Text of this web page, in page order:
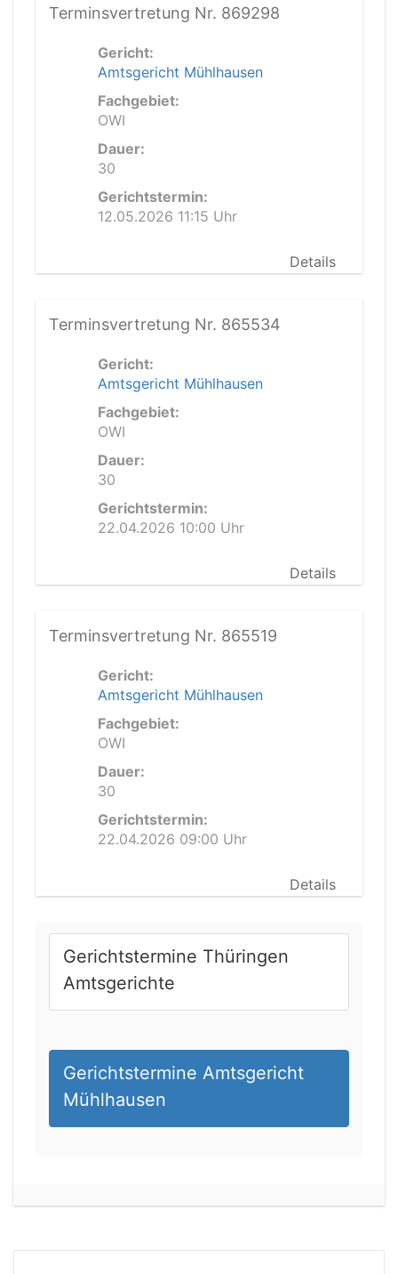
Terminsvertretung Nr. 869298
Gericht:
Amtsgericht Mühlhausen
Fachgebiet:
OWI
Dauer:
30
Gerichtstermin:
12.05.2026 11:15 Uhr
Details
Terminsvertretung Nr. 865534
Gericht:
Amtsgericht Mühlhausen
Fachgebiet:
OWI
Dauer:
30
Gerichtstermin:
22.04.2026 10:00 Uhr
Details
Terminsvertretung Nr. 865519
Gericht:
Amtsgericht Mühlhausen
Fachgebiet:
OWI
Dauer:
30
Gerichtstermin:
22.04.2026 09:00 Uhr
Details
Gerichtstermine Thüringen
Amtsgerichte
Gerichtstermine Amtsgericht
Mühlhausen
Amtsgericht Unna